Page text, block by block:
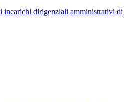
incarichi dirigenziali amministrativi di